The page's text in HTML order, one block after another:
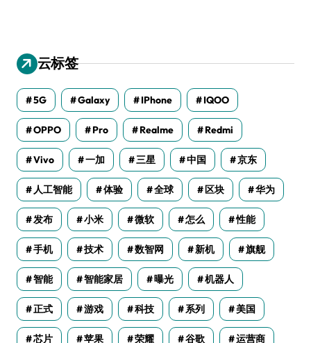
云标签
5G Galaxy IPhone IQOO
OPPO Pro Realme Redmi
Vivo 一加 三星 中国 京东
人工智能 体验 全球 区块 华为
发布 小米 微软 怎么 性能
手机 技术 数智网 新机 旗舰
智能 智能家居 曝光 机器人
正式 游戏 科技 系列 美国
芯片 苹果 荣耀 谷歌 运营商